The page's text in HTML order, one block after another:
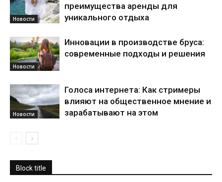
Новости
преимущества аренды для
уникального отдыха
Новости
Инновации в производстве бруса:
современные подходы и решения
Новости
Голоса интернета: Как стримеры
влияют на общественное мнение и
зарабатывают на этом
Block title